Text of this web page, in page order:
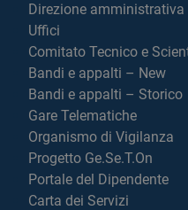
Direzione amministrativa
Uffici
Comitato Tecnico e
Bandi e appalti – New
Bandi e appalti – Storico
Gare Telematiche
Organismo di Vigilanza
Progetto Ge.Se.T.On
Portale del Dipendente
Carta dei Servizi